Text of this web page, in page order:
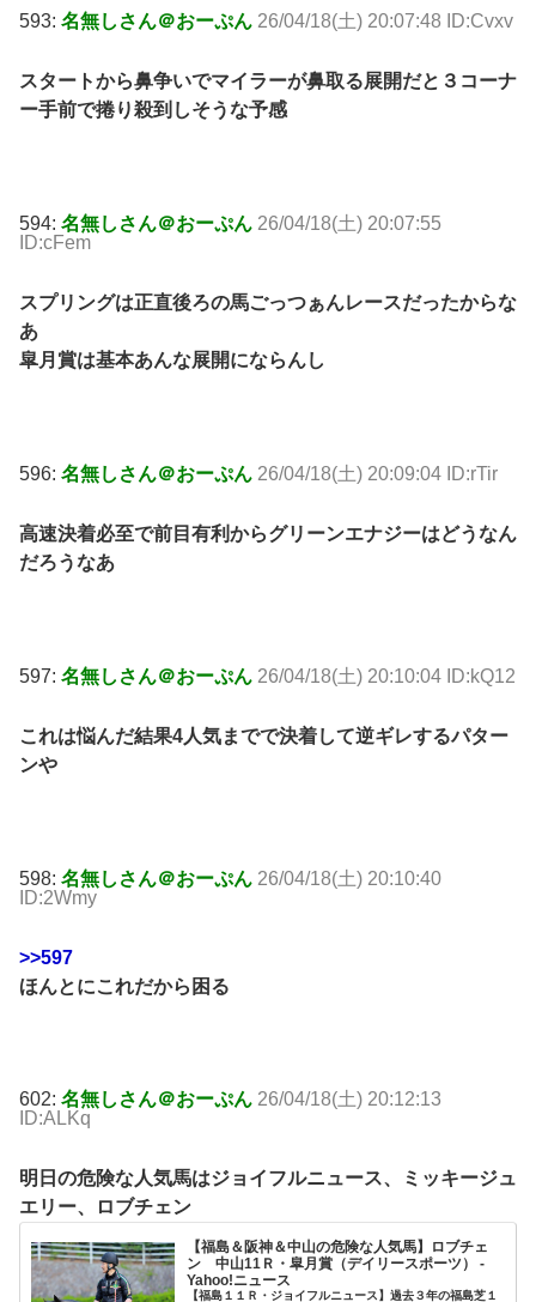
593: 名無しさん＠おーぷん 26/04/18(土) 20:07:48 ID:Cvxv
スタートから鼻争いでマイラーが鼻取る展開だと３コーナ
ー手前で捲り殺到しそうな予感
594: 名無しさん＠おーぷん 26/04/18(土) 20:07:55
ID:cFem
スプリングは正直後ろの馬ごっつぁんレースだったからな
あ
皐月賞は基本あんな展開にならんし
596: 名無しさん＠おーぷん 26/04/18(土) 20:09:04 ID:rTir
高速決着必至で前目有利からグリーンエナジーはどうなん
だろうなあ
597: 名無しさん＠おーぷん 26/04/18(土) 20:10:04 ID:kQ12
これは悩んだ結果4人気までで決着して逆ギレするパター
ンや
598: 名無しさん＠おーぷん 26/04/18(土) 20:10:40
ID:2Wmy
>>597
ほんとにこれだから困る
602: 名無しさん＠おーぷん 26/04/18(土) 20:12:13
ID:ALKq
明日の危険な人気馬はジョイフルニュース、ミッキージュ
エリー、ロブチェン
【福島＆阪神＆中山の危険な人気馬】ロブチェ
ン 中山11Ｒ・皐月賞（デイリースポーツ） -
Yahoo!ニュース
【福島１１Ｒ・ジョイフルニュース】過去３年の福島芝１